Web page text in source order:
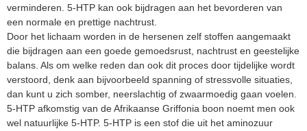
verminderen. 5-HTP kan ook bijdragen aan het bevorderen van
een normale en prettige nachtrust.
Door het lichaam worden in de hersenen zelf stoffen aangemaakt
die bijdragen aan een goede gemoedsrust, nachtrust en geestelijke
balans. Als om welke reden dan ook dit proces door tijdelijke wordt
verstoord, denk aan bijvoorbeeld spanning of stressvolle situaties,
dan kunt u zich somber, neerslachtig of zwaarmoedig gaan voelen.
5-HTP afkomstig van de Afrikaanse Griffonia boon noemt men ook
wel natuurlijke 5-HTP. 5-HTP is een stof die uit het aminozuur